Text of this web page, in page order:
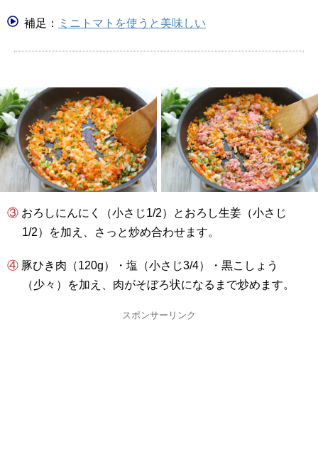
補足： ミニトマトを使うと美味しい
③ おろしにんにく（小さじ1/2）とおろし生姜（小さじ
1/2）を加え、さっと炒め合わせます。
④ 豚ひき肉（120g）・塩（小さじ3/4）・黒こしょう
（少々）を加え、肉がそぼろ状になるまで炒めます。
スポンサーリンク